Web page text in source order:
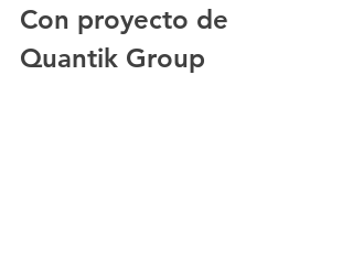
Con proyecto de
Quantik Group